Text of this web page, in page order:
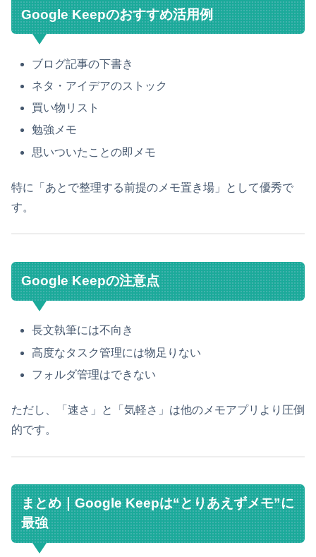
Google Keepのおすすめ活用例
ブログ記事の下書き
ネタ・アイデアのストック
買い物リスト
勉強メモ
思いついたことの即メモ
特に「あとで整理する前提のメモ置き場」として優秀で
す。
Google Keepの注意点
長文執筆には不向き
高度なタスク管理には物足りない
フォルダ管理はできない
ただし、「速さ」と「気軽さ」は他のメモアプリより圧倒
的です。
まとめ｜Google Keepは“とりあえずメモ”に
最強